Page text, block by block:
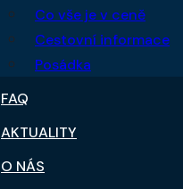
Co vše je v ceně
Cestovní informace
Posádka
FAQ
AKTUALITY
O NÁS